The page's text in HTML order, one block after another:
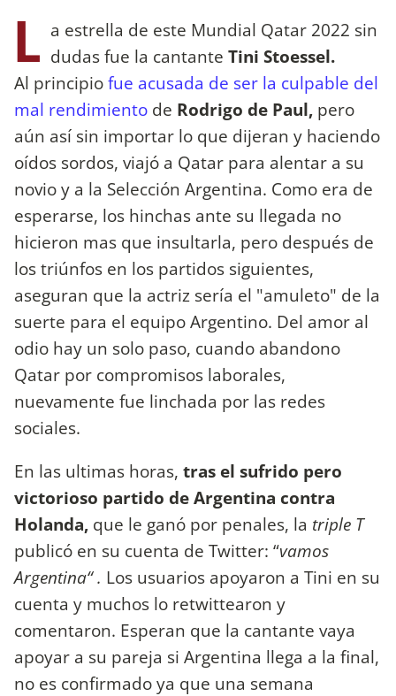
L a estrella de este Mundial Qatar 2022 sin
dudas fue la cantante Tini Stoessel.
Al principiofue acusada de ser la culpable del
mal rendimiento de Rodrigo de Paul, pero
aún así sin importar lo que dijeran y haciendo
oídos sordos, viajó a Qatar para alentar a su
novio y a la Selección Argentina. Como era de
esperarse, los hinchas ante su llegada no
hicieron mas que insultarla, pero después de
los triúnfos en los partidos siguientes,
aseguran que la actriz sería el "amuleto" de la
suerte para el equipo Argentino. Del amor al
odio hay un solo paso, cuando abandono
Qatar por compromisos laborales,
nuevamente fue linchada por las redes
sociales.
En las ultimas horas, tras el sufrido pero
victorioso partido de Argentina contra
Holanda, que le ganó por penales, la triple T
publicó en su cuenta de Twitter: “vamos
Argentina“ . Los usuarios apoyaron a Tini en su
cuenta y muchos lo retwittearon y
comentaron. Esperan que la cantante vaya
apoyar a su pareja si Argentina llega a la final,
no es confirmado ya que una semana